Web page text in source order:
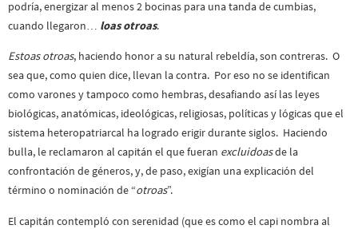
podría, energizar al menos 2 bocinas para una tanda de cumbias,
cuando llegaron… loas otroas.
Estoas otroas, haciendo honor a su natural rebeldía, son contreras. O
sea que, como quien dice, llevan la contra. Por eso no se identifican
como varones y tampoco como hembras, desafiando así las leyes
biológicas, anatómicas, ideológicas, religiosas, políticas y lógicas que el
sistema heteropatriarcal ha logrado erigir durante siglos. Haciendo
bulla, le reclamaron al capitán el que fueran excluidoasde la
confrontación de géneros, y, de paso, exigían una explicación del
término o nominación de “otroas”.
El capitán contempló con serenidad (que es como el capi nombra al